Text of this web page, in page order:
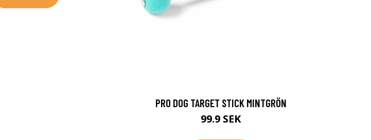
PRO DOG TARGET STICK MINTGRÖN
99.9 SEK